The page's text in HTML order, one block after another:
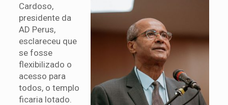
Cardoso,
presidente da
AD Perus,
esclareceu que
se fosse
flexibilizado o
acesso para
todos, o templo
ficaria lotado.